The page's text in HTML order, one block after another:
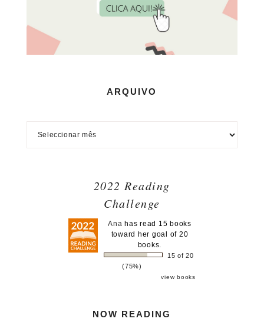
ARQUIVO
2022 Reading
Challenge
Ana has read 15 books
toward her goal of 20
books.
15 of 20
(75%)
view books
NOW READING